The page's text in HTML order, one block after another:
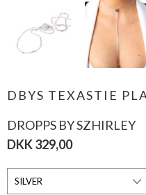
DBYS TEXASTIE
DROPPS BY SZHIRLEY
DKK 329,00